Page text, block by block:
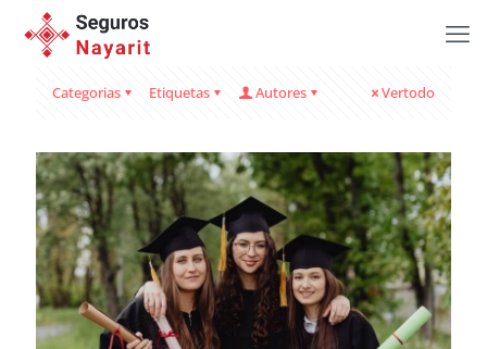
Categorias Etiquetas Autores Vertodo